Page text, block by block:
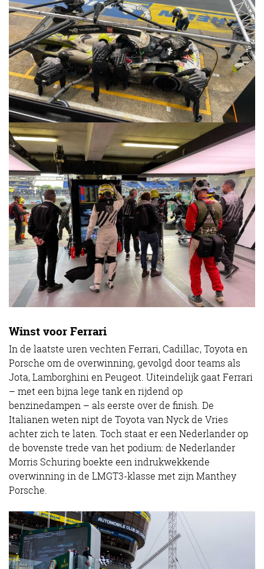
Winst voor Ferrari
In de laatste uren vechten Ferrari, Cadillac, Toyota en
Porsche om de overwinning, gevolgd door teams als
Jota, Lamborghini en Peugeot. Uiteindelijk gaat Ferrari
– met een bijna lege tank en rijdend op
benzinedampen – als eerste over de finish. De
Italianen weten nipt de Toyota van Nyck de Vries
achter zich te laten. Toch staat er een Nederlander op
de bovenste trede van het podium: de Nederlander
Morris Schuring boekte een indrukwekkende
overwinning in de LMGT3-klasse met zijn Manthey
Porsche.